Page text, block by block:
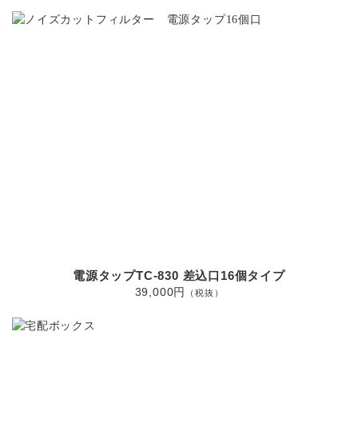
電源タップTC-830 差込口16個タイプ
39,000円
（税抜）